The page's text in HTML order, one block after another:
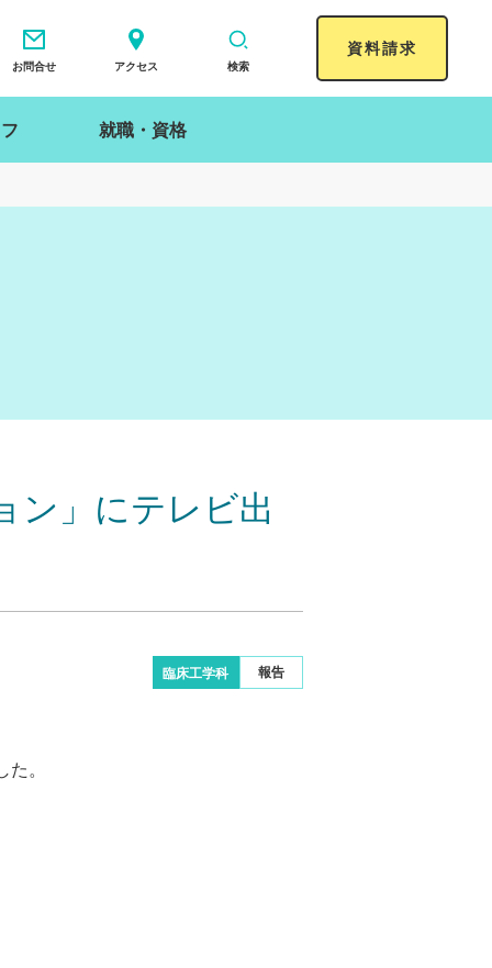
お問合せ アクセス 検索
資料請求
就職・資格
ン」にテレビ出
臨床工学科 報告
。